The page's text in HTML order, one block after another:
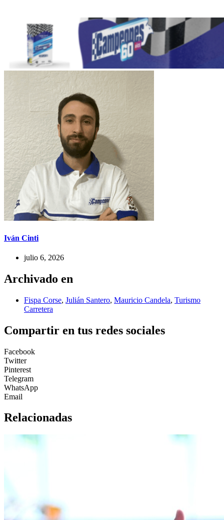
Iván Cinti
julio 6, 2026
Archivado en
Fispa Corse, Julián Santero, Mauricio Candela, Turismo
Carretera
Compartir en tus redes sociales
Facebook
Twitter
Pinterest
Telegram
WhatsApp
Email
Relacionadas